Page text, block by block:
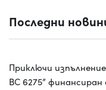
Последни
Приключи
BC 6275” финансиран